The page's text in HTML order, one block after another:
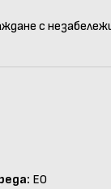
с
E0